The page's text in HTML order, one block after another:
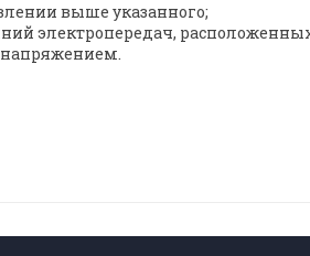
выше указанного;
электропередач,
напряжением.